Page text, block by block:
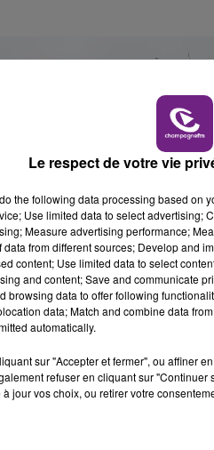
7h00 - 11h00
Le respect de votre vie
do the following data processing based on
Use limited data to select advertising;
Measure advertising performance;
from different sources; Develop and
content; Use limited data to select
and content; Save and communicate
browsing data to offer following
data; Match and combine data
automatically.
sur "Accepter et fermer", ou affiner
refuser en cliquant sur
jour vos choix, ou retirer votre